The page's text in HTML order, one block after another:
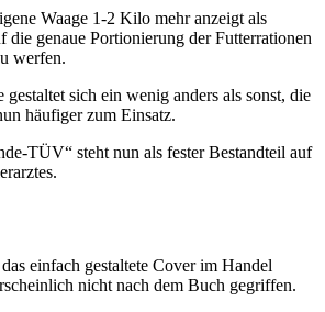
Waage 1-2 Kilo mehr anzeigt als
genaue Portionierung der Futterrationen
werfen.
sich ein wenig anders als sonst, die
häufiger zum Einsatz.
TÜV“ steht nun als fester Bestandteil auf
einfach gestaltete Cover im Handel
nicht nach dem Buch gegriffen.